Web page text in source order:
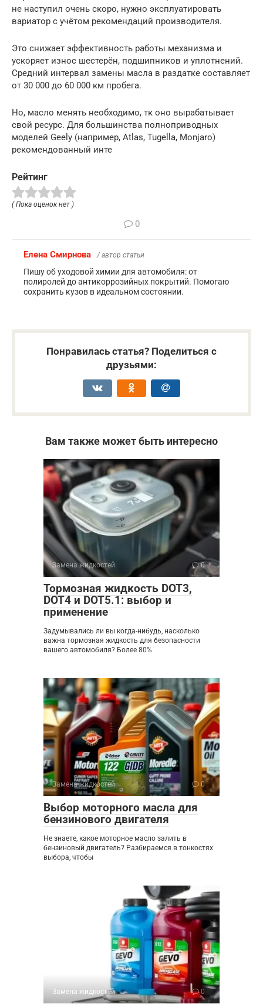
не наступил очень скоро, нужно эксплуатировать
вариатор с учётом рекомендаций производителя.
Это снижает эффективность работы механизма и
ускоряет износ шестерён, подшипников и уплотнений.
Средний интервал замены масла в раздатке составляет
от 30 000 до 60 000 км пробега.
Но, масло менять необходимо, тк оно вырабатывает
свой ресурс. Для большинства полноприводных
моделей Geely (например, Atlas, Tugella, Monjaro)
рекомендованный инте
Рейтинг
( Пока оценок нет )
0
Елена Смирнова / автор статьи
Пишу об уходовой химии для автомобиля: от
полиролей до антикоррозийных покрытий. Помогаю
сохранить кузов в идеальном состоянии.
Понравилась статья? Поделиться с
друзьями:
Вам также может быть интересно
Замена жидкостей 0
Тормозная жидкость DOT3,
DOT4 и DOT5.1: выбор и
применение
Задумывались ли вы когда-нибудь, насколько
важна тормозная жидкость для безопасности
вашего автомобиля? Более 80%
Замена жидкостей 0
Выбор моторного масла для
бензинового двигателя
Не знаете, какое моторное масло залить в
бензиновый двигатель? Разбираемся в тонкостях
выбора, чтобы
Замена жидкостей 0